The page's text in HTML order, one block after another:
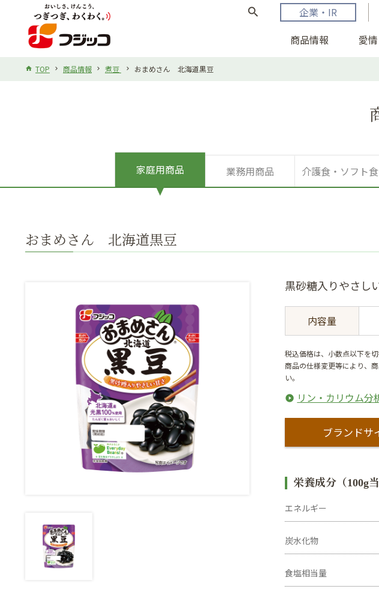
商品情報 愛
search 企業・IR
TOP 商品情報 煮豆 おまめさん 北海道黒豆
家庭用商品 業務用商品 介護食・ソフト食
おまめさん 北海道黒豆
黒砂糖入りやさし
内容量
税込価格は、小数点以下を切
商品の仕様変更等により、
い。
リン・カリウム分
ブランドサ
栄養成分（100g当
エネルギー
炭水化物
食塩相当量